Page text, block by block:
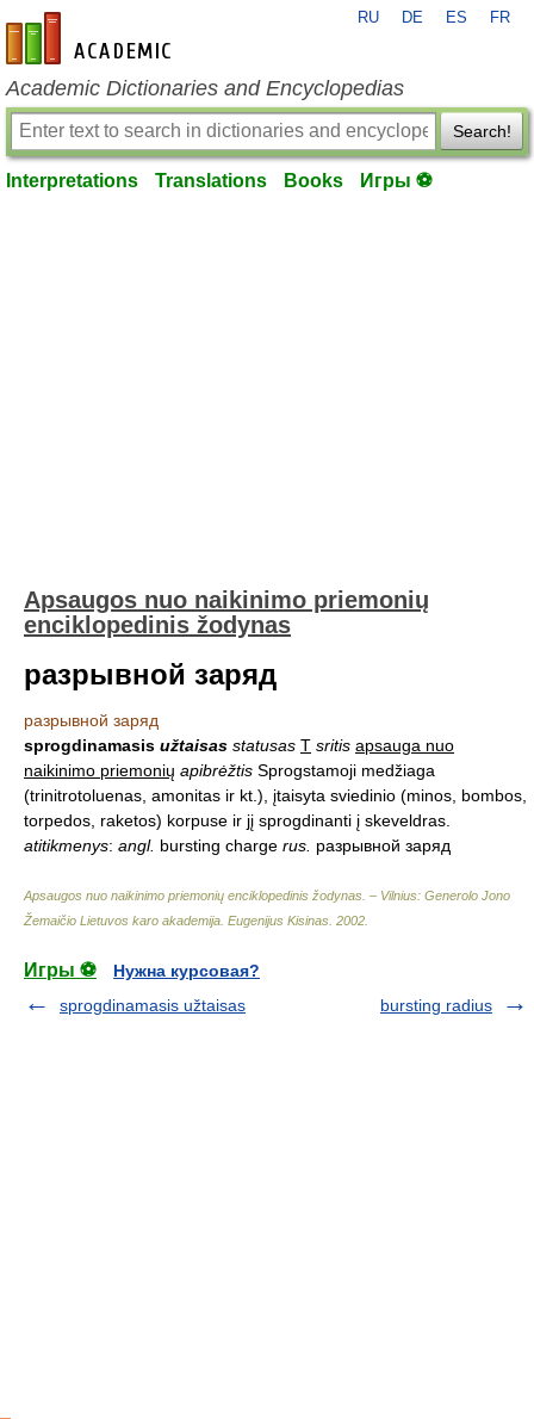
en-academic.com
RU DE ES FR
Academic Dictionaries and Encyclopedias
Search!
Interpretations Translations Books Игры ⚽
Apsaugos nuo naikinimo priemonių
enciklopedinis žodynas
разрывной заряд
разрывной заряд
sprogdinamasis užtaisas statusas T sritis apsauga nuo
naikinimo priemonių apibrėžtis Sprogstamoji medžiaga
(trinitrotoluenas, amonitas ir kt.), įtaisyta sviedinio (minos, bombos,
torpedos, raketos) korpuse ir jį sprogdinanti į skeveldras.
atitikmenys: angl. bursting charge rus. разрывной заряд
Apsaugos nuo naikinimo priemonių enciklopedinis žodynas. – Vilnius: Generolo Jono
Žemaičio Lietuvos karo akademija Eugenijus Kisinas 2002
Игры ⚽
Нужна курсовая?
sprogdinamasis užtaisas
bursting radius